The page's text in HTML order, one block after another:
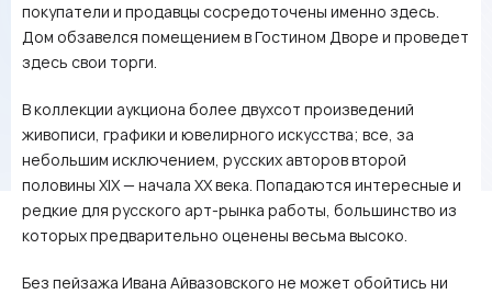
покупатели и продавцы сосредоточены именно здесь.
Дом обзавелся помещением в Гостином Дворе и проведет
здесь свои торги.
В коллекции аукциона более двухсот произведений
живописи, графики и ювелирного искусства; все, за
небольшим исключением, русских авторов второй
половины XIX — начала ХХ века. Попадаются интересные и
редкие для русского арт-рынка работы, большинство из
которых предварительно оценены весьма высоко.
Без пейзажа Ивана Айвазовского не может обойтись ни